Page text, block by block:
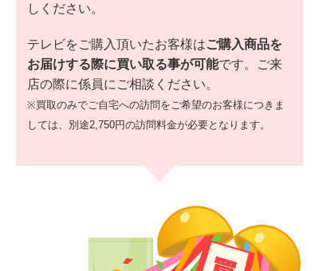
しください。
テレビをご購入頂いたお客様はご購入商品を
お届けする際に買い取る事が可能です。ご来
店の際に係員にご相談ください。
※買取のみでご自宅への訪問をご希望のお客様につきま
しては、別途2,750円の訪問料金が必要となります。